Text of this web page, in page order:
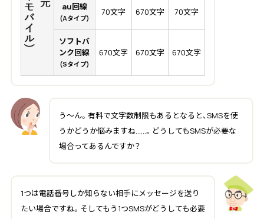
au回線
(Aタイプ)
70文字 670文字 70文字
ソフトバ
ンク回線
(Sタイプ)
670文字 670文字 670文字
う～ん。有料で文字数制限もあるとなると、SMSを使
うかどうか悩みますね……。どうしてもSMSが必要な
場合ってあるんですか？
1つは電話番号しか知らない相手にメッセージを送り
たい場合ですね。そしてもう1つSMSがどうしても必要